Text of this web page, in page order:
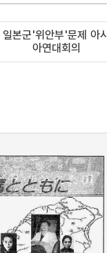
일본군'위안부'문제 아시
아연대회의